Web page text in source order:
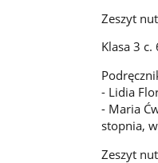
Zeszyt
Klasa 3 c.
- Lidia
- Maria
stopnia,
Zeszyt